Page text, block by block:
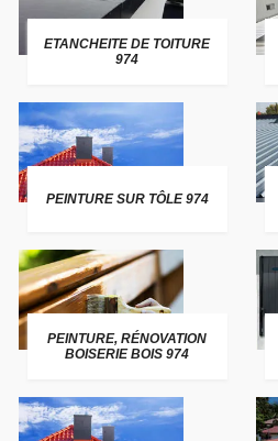
ETANCHEITE DE TOITURE
974
PEINTURE SUR TÔLE 974
PEINTURE, RÉNOVATION
BOISERIE BOIS 974